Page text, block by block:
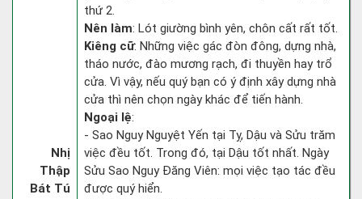
Nhị
Thập
Bát Tú
thứ 2.
Nên làm: Lót giường bình yên, chôn cất rất tốt.
Kiêng cữ: Những việc gác đòn đông, dựng nhà,
tháo nước, đào mương rạch, đi thuyền hay trổ
cửa. Vì vậy, nếu quý bạn có ý định xây dựng nhà
cửa thì nên chọn ngày khác để tiến hành.
Ngoại lệ:
- Sao Nguy Nguyệt Yến tại Tỵ, Dậu và Sửu trăm
việc đều tốt. Trong đó, tại Dậu tốt nhất. Ngày
Sửu Sao Nguy Đăng Viên: mọi việc tạo tác đều
được quý hiển.